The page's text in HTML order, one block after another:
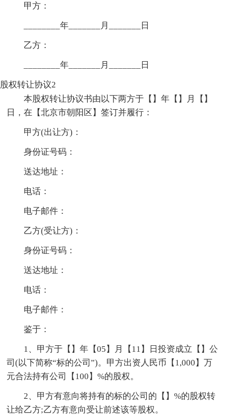
甲方：
________年_______月_______日
乙方：
________年_______月_______日
股权转让协议2
本股权转让协议书由以下两方于【】年【】月【】
日，在【北京市朝阳区】签订并履行：
甲方(出让方)：
身份证号码：
送达地址：
电话：
电子邮件：
乙方(受让方)：
身份证号码：
送达地址：
电话：
电子邮件：
鉴于：
1、甲方于【】年【05】月【11】日投资成立【】公
司(以下简称“标的公司”)。甲方出资人民币【1,000】万
元合法持有公司【100】%的股权。
2、甲方有意向将持有的标的公司的【】%的股权转
让给乙方;乙方有意向受让前述该等股权。